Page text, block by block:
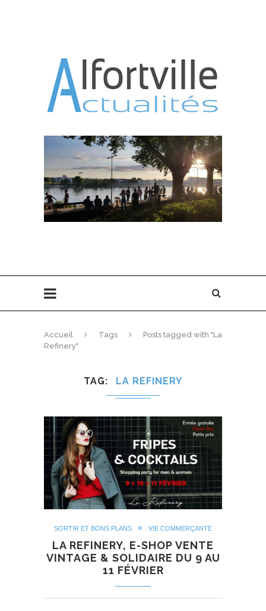
Accueil Tags
Posts tagged with "La
Refinery"
TAG LA REFINERY
SORTIR ET BONS PLANS VIE COMMERÇANTE
LA REFINERY, E-SHOP VENTE
VINTAGE & SOLIDAIRE DU 9 AU
11 FÉVRIER